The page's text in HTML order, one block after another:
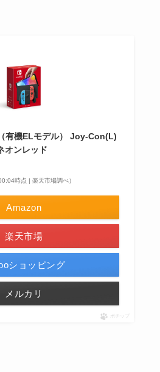
有機ELモデル） Joy-Con(L)
オンレッド
時点 | 楽天市場調べ）
Amazon
楽天市場
ショッピング
メルカリ
ポチップ